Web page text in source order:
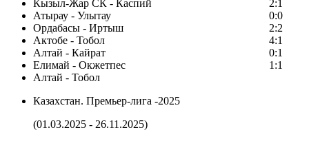
Кызыл-Жар СК - Каспий
2:1
Атырау - Улытау
0:0
Ордабасы - Иртыш
2:2
Актобе - Тобол
4:1
Алтай - Кайрат
0:1
Елимай - Окжетпес
1:1
Алтай - Тобол
Казахстан. Премьер-лига -2025
(01.03.2025 - 26.11.2025)